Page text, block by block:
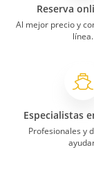
Reserva
Al mejor precio y
línea.
Especialistas
Profesionales y